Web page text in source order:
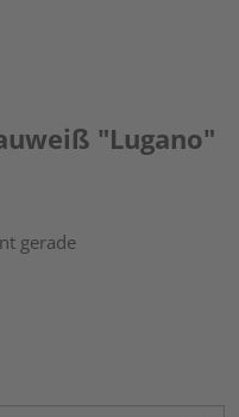
"Lugano"
gerade